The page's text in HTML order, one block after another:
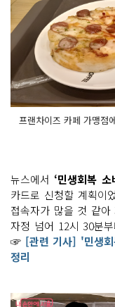
프랜차이즈 카페 가맹점
뉴스에서 ‘민생회복 소
카드로 신청할 계획이
접속자가 많을 것 같
자정 넘어 12시 30분
☞ [관련 기사] '민생
정리